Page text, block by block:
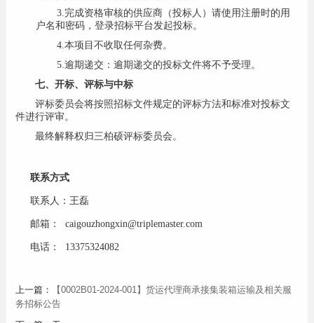
3.完成资格审核的供应商（投标人）请使用注册时的用
户名和密码，登录招标平台发起投标。
4.本项目不收取任何杂费。
5.逾期递交：逾期递交的投标文件将不予受理。
七、开标、评标与中标
评标委员会将按照招标文件规定的评标方法和标准对投标文
件进行评审。
最终解释权归三柏硕评标委员会。
联系方式
联系人： 王磊
邮箱： caigouzhongxin@triplemaster.com
电话： 13375324082
上一篇：
【0002B01-2024-001】货运代理商承接集装箱运输及相关服
务招标公告